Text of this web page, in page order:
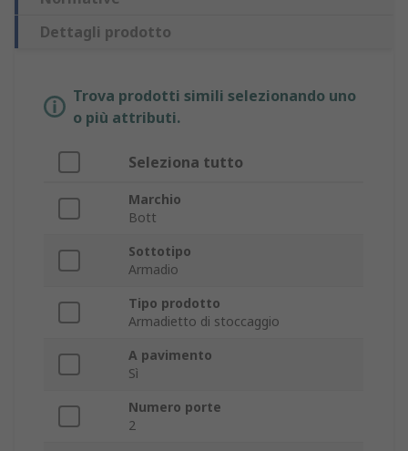
Dettagli prodotto
Trova prodotti simili selezionando uno
o più attributi.
Seleziona tutto
Marchio
Bott
Sottotipo
Armadio
Tipo prodotto
Armadietto di stoccaggio
A pavimento
Sì
Numero porte
2